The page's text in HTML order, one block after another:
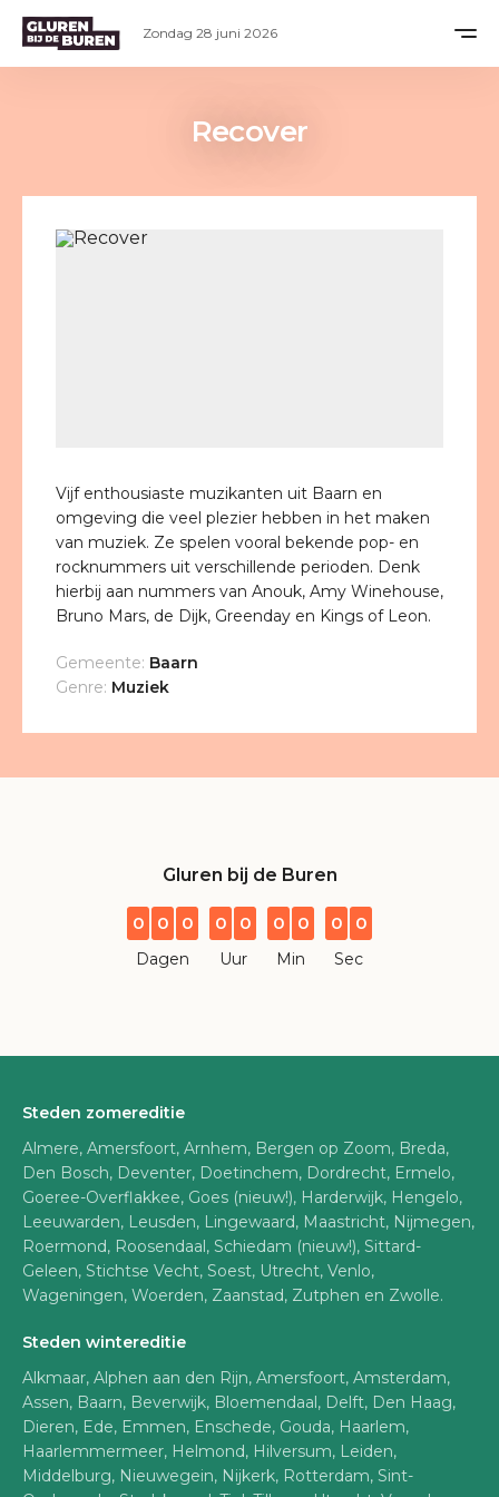
Recover
Vijf enthousiaste muzikanten uit Baarn en
omgeving die veel plezier hebben in het maken
van muziek. Ze spelen vooral bekende pop- en
rocknummers uit verschillende perioden. Denk
hierbij aan nummers van Anouk, Amy Winehouse,
Bruno Mars, de Dijk, Greenday en Kings of Leon.
Gemeente: Baarn
Genre: Muziek
Gluren bij de Buren
0 0 0
Dagen
0 0
Uur
0 0
Min
0 0
Sec
Steden zomereditie
Almere, Amersfoort, Arnhem, Bergen op Zoom, Breda,
Den Bosch, Deventer, Doetinchem, Dordrecht, Ermelo,
Goeree-Overflakkee, Goes (nieuw!), Harderwijk, Hengelo,
Leeuwarden, Leusden, Lingewaard, Maastricht, Nijmegen,
Roermond, Roosendaal, Schiedam (nieuw!), Sittard-
Geleen, Stichtse Vecht, Soest, Utrecht, Venlo,
Wageningen, Woerden, Zaanstad, Zutphen en Zwolle.
Steden wintereditie
Alkmaar, Alphen aan den Rijn, Amersfoort, Amsterdam,
Assen, Baarn, Beverwijk, Bloemendaal, Delft, Den Haag,
Dieren, Ede, Emmen, Enschede, Gouda, Haarlem,
Haarlemmermeer, Helmond, Hilversum, Leiden,
Middelburg, Nieuwegein, Nijkerk, Rotterdam, Sint-
Zondag 28 juni 2026